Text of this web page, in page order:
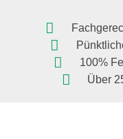
100%
Über